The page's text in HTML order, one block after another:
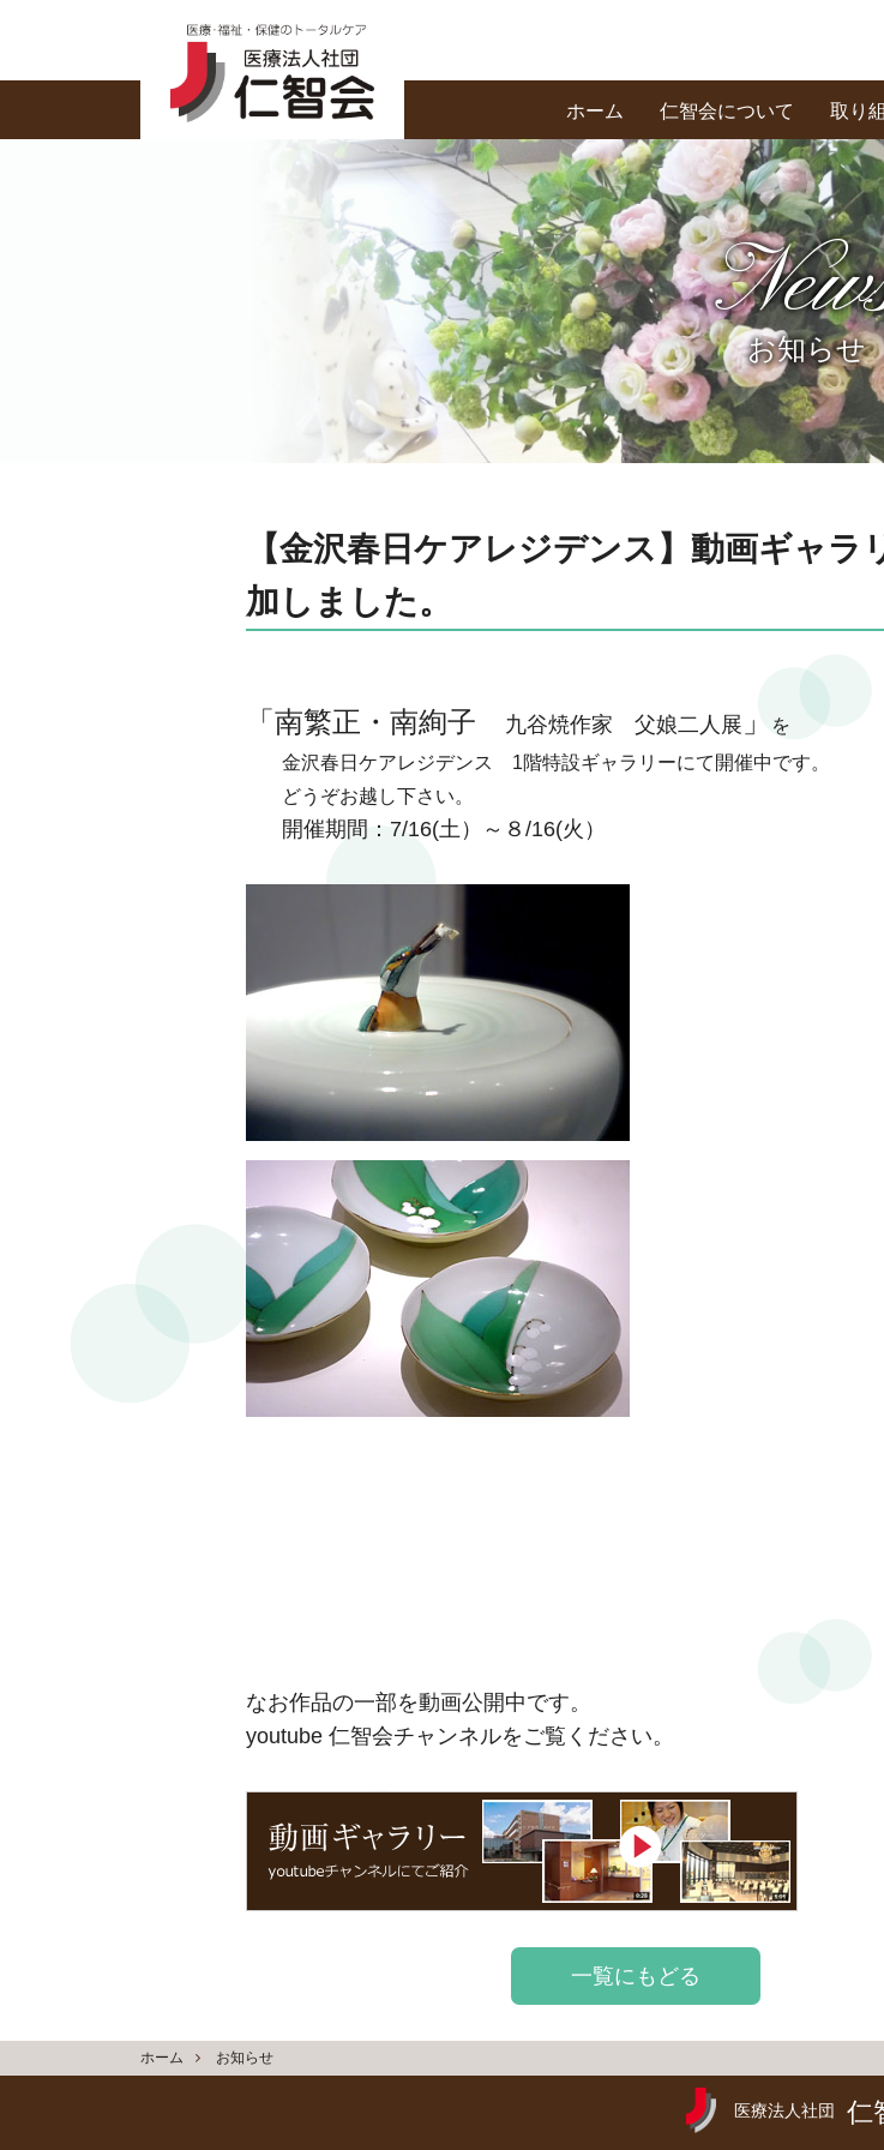
ホーム 仁智会について
基本理念・あいさつ
創業の精神
私たちの信条
取り
お知らせ
【金沢春日ケアレジデンス】動画ギャラ
加しました。
「南繁正・南絢子 九谷焼作家 父娘二人展 」
を
金沢春日ケアレジデンス 1階特設ギャラリーにて開催中です。
どうぞお越し下さい。
開催期間：7/16(土）～８/16(火）
なお作品の一部を動画公開中です。
youtube 仁智会チャンネルをご覧ください。
一覧にもどる
ホーム お知らせ
医療法人社団 仁